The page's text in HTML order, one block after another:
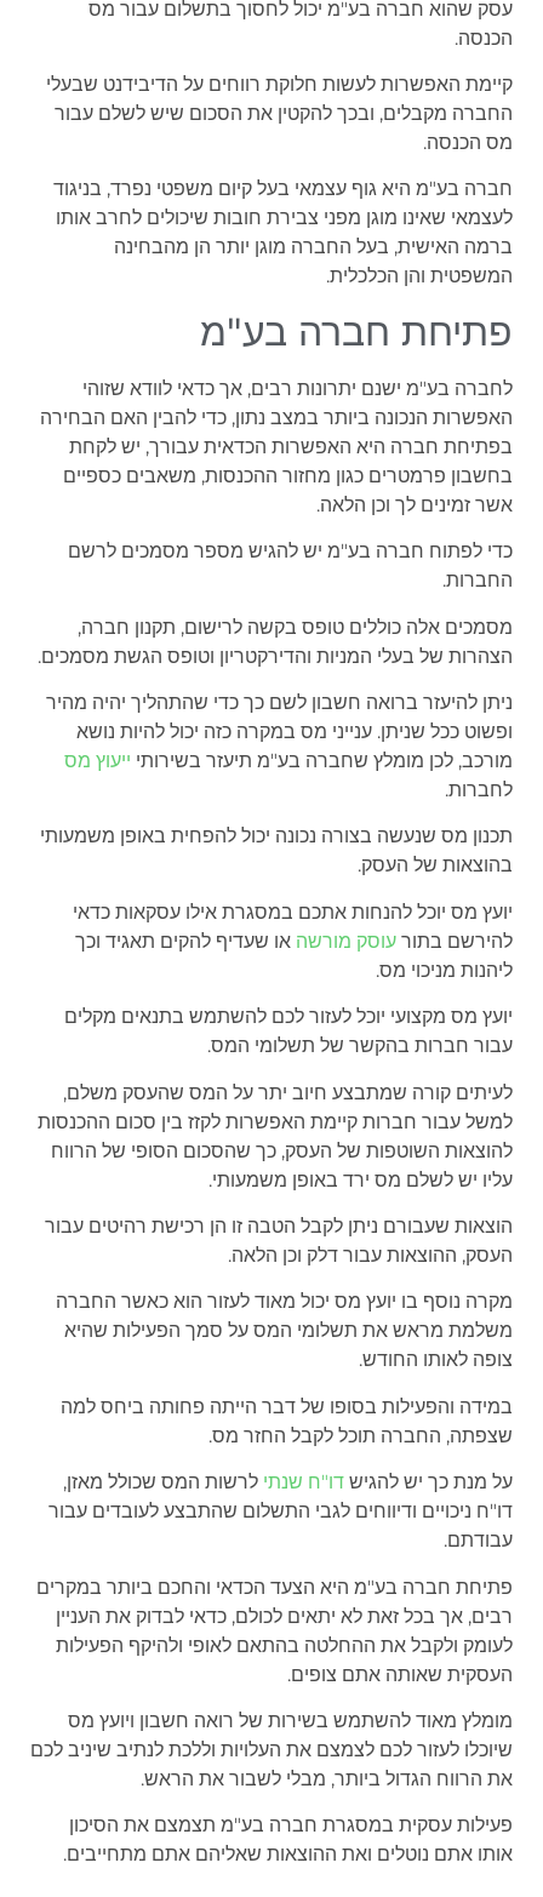
עסק שהוא חברה בע"מ יכול לחסוך בתשלום עבור מס
הכנסה.
קיימת האפשרות לעשות חלוקת רווחים על הדיבידנט שבעלי
החברה מקבלים, ובכך להקטין את הסכום שיש לשלם עבור
מס הכנסה.
חברה בע"מ היא גוף עצמאי בעל קיום משפטי נפרד, בניגוד
לעצמאי שאינו מוגן מפני צבירת חובות שיכולים לחרב אותו
ברמה האישית, בעל החברה מוגן יותר הן מהבחינה
המשפטית והן הכלכלית.
פתיחת חברה בע"מ
לחברה בע"מ ישנם יתרונות רבים, אך כדאי לוודא שזוהי
האפשרות הנכונה ביותר במצב נתון, כדי להבין האם הבחירה
בפתיחת חברה היא האפשרות הכדאית עבורך, יש לקחת
בחשבון פרמטרים כגון מחזור ההכנסות, משאבים כספיים
אשר זמינים לך וכן הלאה.
כדי לפתוח חברה בע"מ יש להגיש מספר מסמכים לרשם
החברות.
מסמכים אלה כוללים טופס בקשה לרישום, תקנון חברה,
הצהרות של בעלי המניות והדירקטריון וטופס הגשת מסמכים.
ניתן להיעזר ברואה חשבון לשם כך כדי שהתהליך יהיה מהיר
ופשוט ככל שניתן. ענייני מס במקרה כזה יכול להיות נושא
מורכב, לכן מומלץ שחברה בע"מ תיעזר בשירותי ייעוץ מס
לחברות.
תכנון מס שנעשה בצורה נכונה יכול להפחית באופן משמעותי
בהוצאות של העסק.
יועץ מס יוכל להנחות אתכם במסגרת אילו עסקאות כדאי
להירשם בתור עוסק מורשה או שעדיף להקים תאגיד וכך
ליהנות מניכוי מס.
יועץ מס מקצועי יוכל לעזור לכם להשתמש בתנאים מקלים
עבור חברות בהקשר של תשלומי המס.
לעיתים קורה שמתבצע חיוב יתר על המס שהעסק משלם,
למשל עבור חברות קיימת האפשרות לקזז בין סכום ההכנסות
להוצאות השוטפות של העסק, כך שהסכום הסופי של הרווח
עליו יש לשלם מס ירד באופן משמעותי.
הוצאות שעבורם ניתן לקבל הטבה זו הן רכישת רהיטים עבור
העסק, ההוצאות עבור דלק וכן הלאה.
מקרה נוסף בו יועץ מס יכול מאוד לעזור הוא כאשר החברה
משלמת מראש את תשלומי המס על סמך הפעילות שהיא
צופה לאותו החודש.
במידה והפעילות בסופו של דבר הייתה פחותה ביחס למה
שצפתה, החברה תוכל לקבל החזר מס.
על מנת כך יש להגיש דו"ח שנתי לרשות המס שכולל מאזן,
דו"ח ניכויים ודיווחים לגבי התשלום שהתבצע לעובדים עבור
עבודתם.
פתיחת חברה בע"מ היא הצעד הכדאי והחכם ביותר במקרים
רבים, אך בכל זאת לא יתאים לכולם, כדאי לבדוק את העניין
לעומק ולקבל את ההחלטה בהתאם לאופי ולהיקף הפעילות
העסקית שאותה אתם צופים.
מומלץ מאוד להשתמש בשירות של רואה חשבון ויועץ מס
שיוכלו לעזור לכם לצמצם את העלויות וללכת לנתיב שיניב לכם
את הרווח הגדול ביותר, מבלי לשבור את הראש.
פעילות עסקית במסגרת חברה בע"מ תצמצם את הסיכון
אותו אתם נוטלים ואת ההוצאות שאליהם אתם מתחייבים.